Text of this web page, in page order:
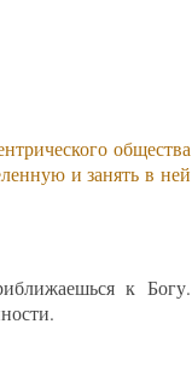
общества
и занять в ней
к Богу.